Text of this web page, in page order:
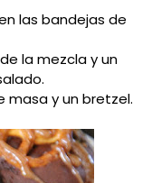
las bandejas de
la mezcla y un
masa y un bretzel.